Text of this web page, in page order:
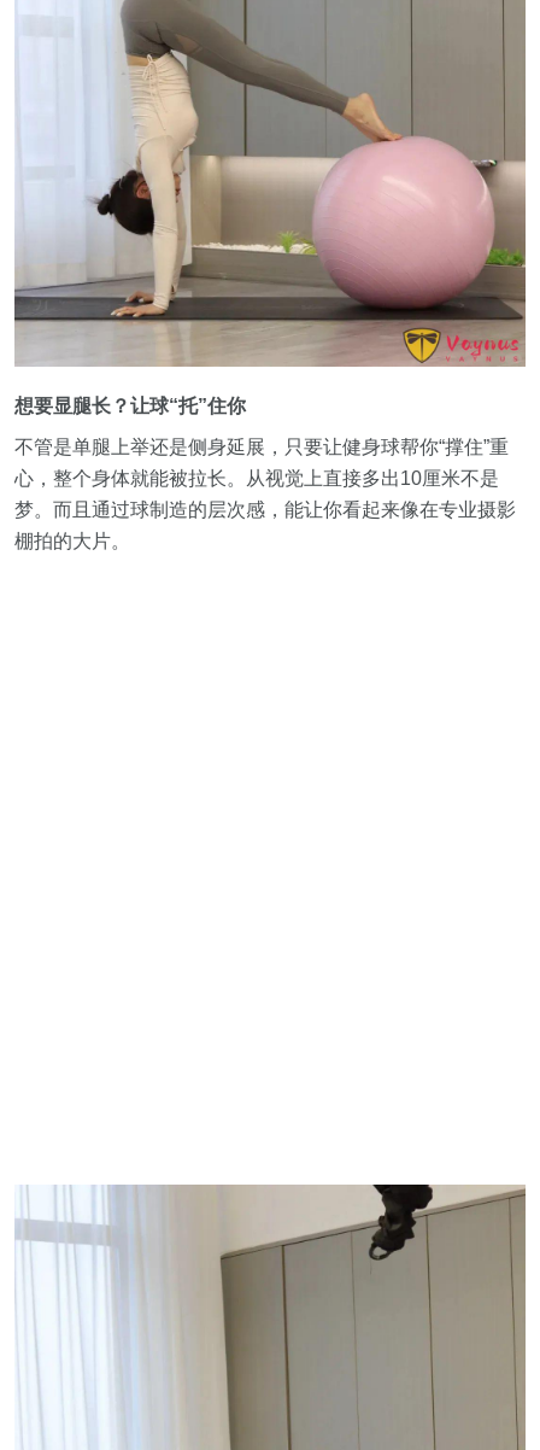
想要显腿长？让球“托”住你
不管是单腿上举还是侧身延展，只要让健身球帮你“撑住”重
心，整个身体就能被拉长。从视觉上直接多出10厘米不是
梦。而且通过球制造的层次感，能让你看起来像在专业摄影
棚拍的大片。